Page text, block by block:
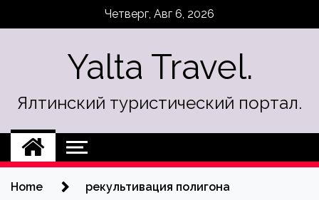
Четверг, Авг 6, 2026
Yalta Travel.
Ялтинский туристический портал.
Home рекультивация полигона